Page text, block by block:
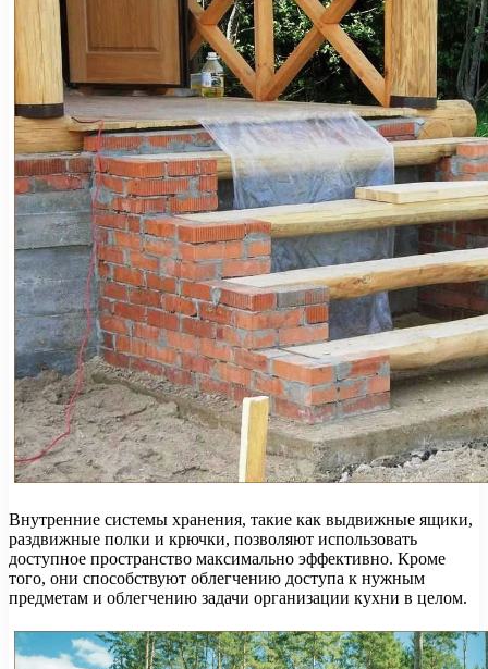
Внутренние системы хранения, такие как выдвижные ящики,
раздвижные полки и крючки, позволяют использовать
доступное пространство максимально эффективно. Кроме
того, они способствуют облегчению доступа к нужным
предметам и облегчению задачи организации кухни в целом.